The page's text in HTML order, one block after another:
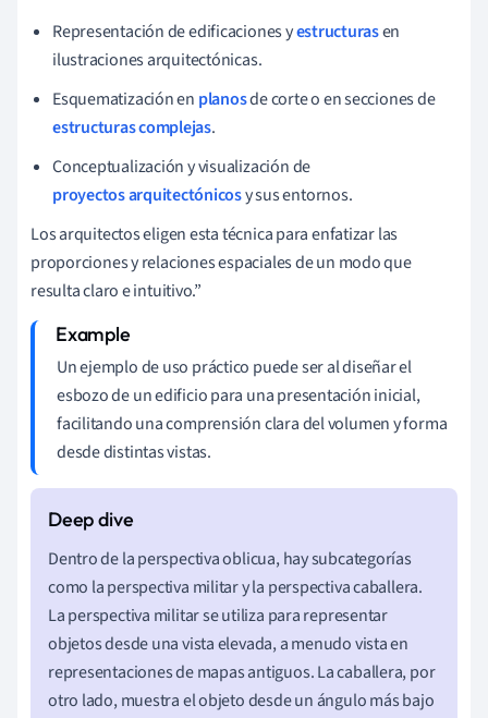
Representación de edificaciones yestructurasen
ilustraciones arquitectónicas.
Esquematización en planosde corte o en secciones de
estructuras complejas.
Conceptualización y visualización de
proyectos arquitectónicosy sus entornos.
Los arquitectos eligen esta técnica para enfatizar las
proporciones y relaciones espaciales de un modo que
resulta claro e intuitivo.”
Un ejemplo de uso práctico puede ser al diseñar el
esbozo de un edificio para una presentación inicial,
facilitando una comprensión clara del volumen y forma
desde distintas vistas.
Dentro de la perspectiva oblicua, hay subcategorías
como la perspectiva militar y la perspectiva caballera.
La perspectiva militar se utiliza para representar
objetos desde una vista elevada, a menudo vista en
representaciones de mapas antiguos. La caballera, por
otro lado, muestra el objeto desde un ángulo más bajo